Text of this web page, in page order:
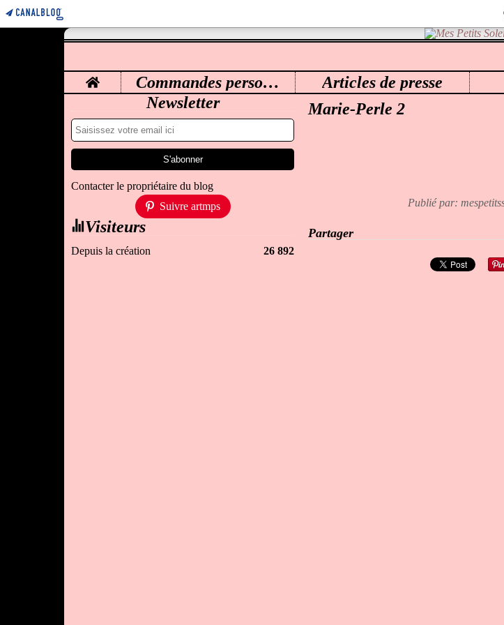
Home Commandes personnalisées Articles de presse
Newsletter
Contacter le propriétaire du blog
Suivre artmps
Visiteurs
Depuis la création 26 892
MES PETITS SOLEILS > 71 MARIE-PERLE MARIE-
Marie-Perle 2
Publié par:
Partager